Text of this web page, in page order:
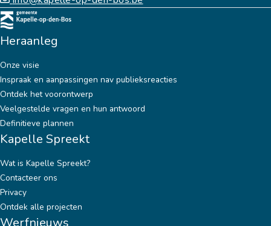
lokaal bestuur. De betrokken handelaars krijgen
automatisch een melding van de Vlaamse overheid indien ze
in aanmerking komen voor de hinderpremie.
Heraanleg
Onze visie
Inspraak en aanpassingen nav publieksreacties
Ontdek het voorontwerp
Veelgestelde vragen en hun antwoord
Definitieve plannen
Kapelle Spreekt
Wat is Kapelle Spreekt?
Contacteer ons
Privacy
Ontdek alle projecten
Werfnieuws